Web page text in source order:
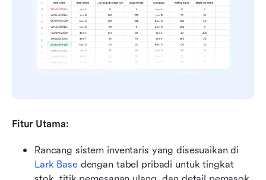
Fitur Utama:
Lark Base dengan tabel pribadi untuk tingkat